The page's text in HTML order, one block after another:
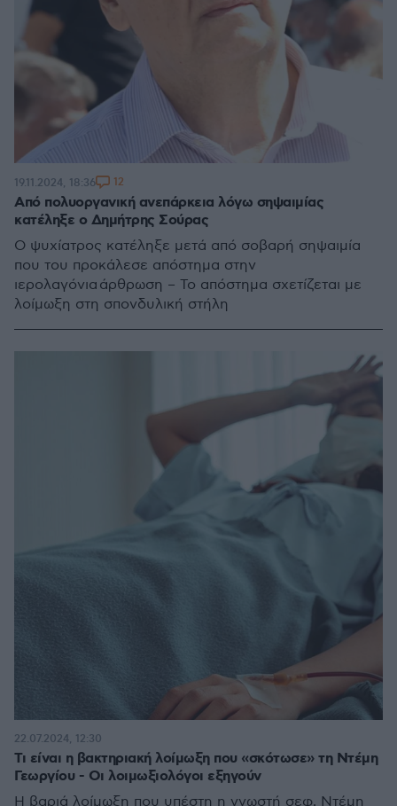
Από πολυοργανική ανεπάρκεια λόγω σηψαιμίας
κατέληξε ο Δημήτρης Σούρας
Ο ψυχίατρος κατέληξε μετά από σοβαρή σηψαιμία
που του προκάλεσε απόστημα στην
ιερολαγόνια άρθρωση – Το απόστημα σχετίζεται με
λοίμωξη στη σπονδυλική στήλη
19.11.2024, 18:36 12
Τι είναι η βακτηριακή λοίμωξη που «σκότωσε» τη Ντέμη
Γεωργίου - Οι λοιμωξιολόγοι εξηγούν
Η βαριά λοίμωξη που υπέστη η γνωστή σεφ, Ντέμη
22.07.2024, 12:30